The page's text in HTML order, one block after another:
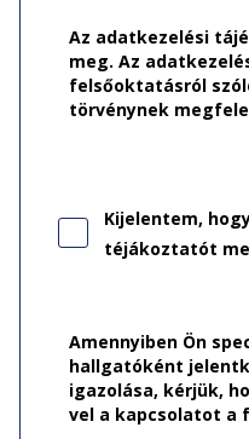
Az adatkezelési
meg. Az
felsőoktatásról
törvénynek
Kijelentem,
téjákoztatót
Amennyiben Ön
hallgatóként
igazolása, kérjük,
vel a kapcsolatot a